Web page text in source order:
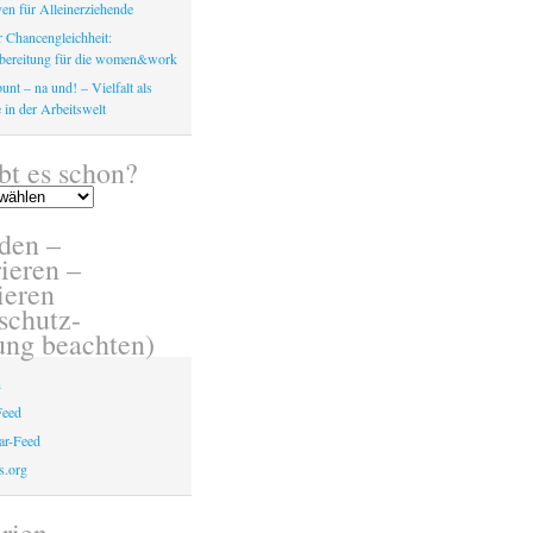
für Alleinerziehende
Chancengleichheit:
für die women&work
– na und! – Vielfalt als
in der Arbeitswelt
es schon?
–
–
beachten)
Feed